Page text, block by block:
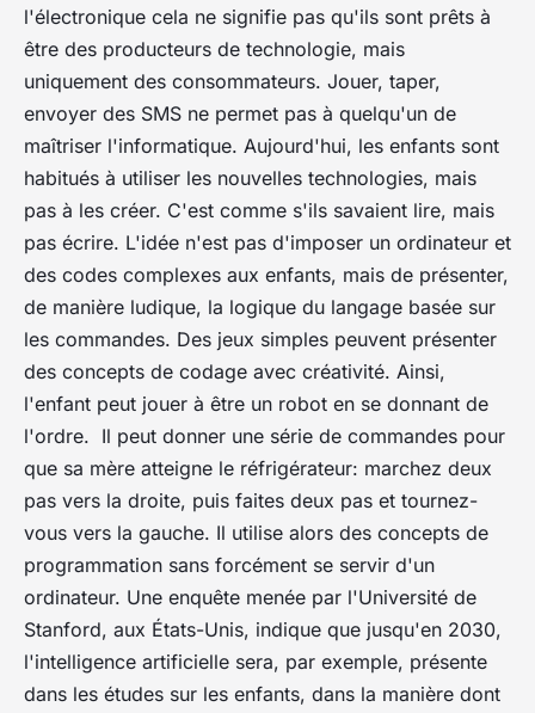
l'électronique cela ne signifie pas qu'ils sont prêts à
être des producteurs de technologie, mais
uniquement des consommateurs. Jouer, taper,
envoyer des SMS ne permet pas à quelqu'un de
maîtriser l'informatique. Aujourd'hui, les enfants sont
habitués à utiliser les nouvelles technologies, mais
pas à les créer. C'est comme s'ils savaient lire, mais
pas écrire. L'idée n'est pas d'imposer un ordinateur et
des codes complexes aux enfants, mais de présenter,
de manière ludique, la logique du langage basée sur
les commandes. Des jeux simples peuvent présenter
des concepts de codage avec créativité. Ainsi,
l'enfant peut jouer à être un robot en se donnant de
l'ordre. Il peut donner une série de commandes pour
que sa mère atteigne le réfrigérateur: marchez deux
pas vers la droite, puis faites deux pas et tournez-
vous vers la gauche. Il utilise alors des concepts de
programmation sans forcément se servir d'un
ordinateur. Une enquête menée par l'Université de
Stanford, aux États-Unis, indique que jusqu'en 2030,
l'intelligence artificielle sera, par exemple, présente
dans les études sur les enfants, dans la manière dont